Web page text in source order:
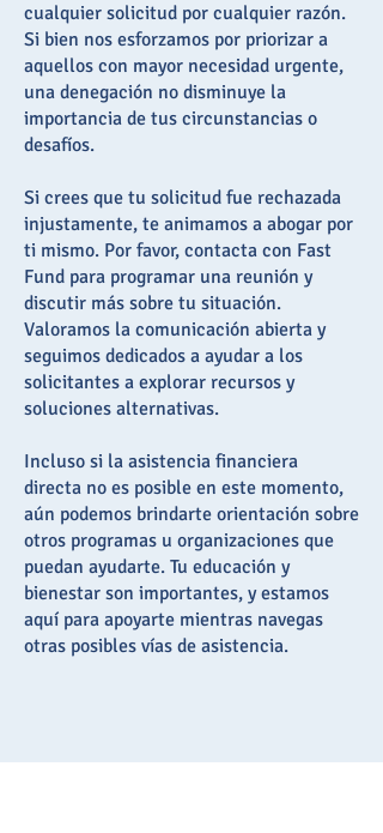
cualquier solicitud por cualquier razón.
Si bien nos esforzamos por priorizar a
aquellos con mayor necesidad urgente,
una denegación no disminuye la
importancia de tus circunstancias o
desafíos.
Si crees que tu solicitud fue rechazada
injustamente, te animamos a abogar por
ti mismo. Por favor, contacta con Fast
Fund para programar una reunión y
discutir más sobre tu situación.
Valoramos la comunicación abierta y
seguimos dedicados a ayudar a los
solicitantes a explorar recursos y
soluciones alternativas.
Incluso si la asistencia financiera
directa no es posible en este momento,
aún podemos brindarte orientación sobre
otros programas u organizaciones que
puedan ayudarte. Tu educación y
bienestar son importantes, y estamos
aquí para apoyarte mientras navegas
otras posibles vías de asistencia.